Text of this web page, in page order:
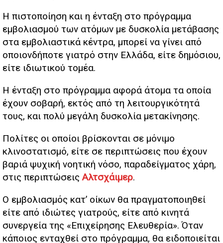
Η πιστοποίηση και η ένταξη στο πρόγραμμα
εμβολιασμού των ατόμων με δυσκολία μετάβασης
στα εμβολιαστικά κέντρα, μπορεί να γίνει από
οποιονδήποτε γιατρό στην Ελλάδα, είτε δημόσιου,
είτε ιδιωτικού τομέα.
Η ένταξη στο πρόγραμμα αφορά άτομα τα οποία
έχουν σοβαρή, εκτός από τη λειτουργικότητά
τους, και πολύ μεγάλη δυσκολία μετακίνησης.
Πολίτες οι οποίοι βρίσκονται σε μόνιμο
κλινοστατισμό, είτε σε περιπτώσεις που έχουν
βαριά ψυχική νοητική νόσο, παραδείγματος χάρη,
στις περιπτώσειςΑλτσχάιμερ.
Ο εμβολιασμός κατ’ οίκων θα πραγματοποιηθεί
είτε από ιδιώτες γιατρούς, είτε από κινητά
συνεργεία της «Επιχείρησης Ελευθερία». Όταν
κάποιος ενταχθεί στο πρόγραμμα, θα ειδοποιείται